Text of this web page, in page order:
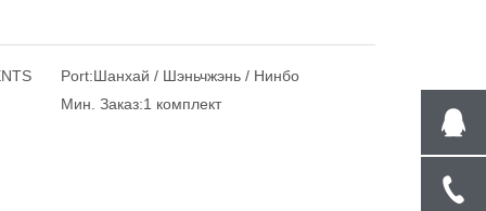
Port:Шанхай / Шэньчжэнь / Нинбо
Мин. Заказ:1 комплект